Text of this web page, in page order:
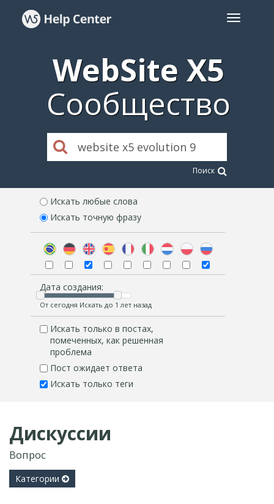
WebSite X5
Сообщество
Поиск
Искать любые слова
Искать точную фразу
Дата создания:
От сегодня Искать до 1 лет назад
Искать только в постах,
помеченных, как решенная
проблема
Пост ожидает ответа
Искать только теги
Дискуссии
Вопрос
Категории